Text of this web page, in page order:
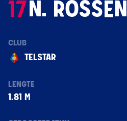
17N. ROSSEN
CLUB
TELSTAR
LENGTE
1.81 M